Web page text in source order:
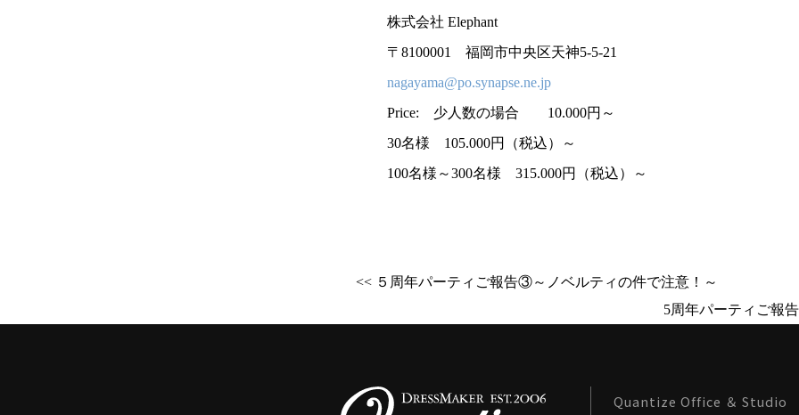
株式会社 Elephant
〒8100001 福岡市中央区天神5-5-21
nagayama@po.synapse.ne.jp
Price: 少人数の場合 10.000円～
30名様 105.000円（税込）～
100名様～300名様 315.000円（税込）～
<< ５周年パーティご報告③～ノベルティの件で注意！～
5周年パーティご報
Quantize Office ＆ Studio